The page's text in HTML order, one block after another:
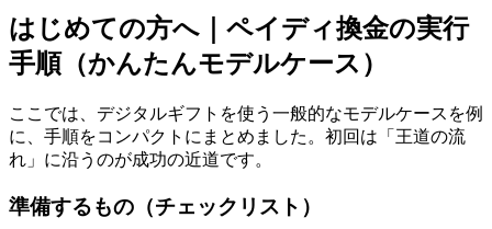
はじめての方へ｜ペイディ換金の実行
手順（かんたんモデルケース）
ここでは、デジタルギフトを使う一般的なモデルケースを例
に、手順をコンパクトにまとめました。初回は「王道の流
れ」に沿うのが成功の近道です。
準備するもの（チェックリスト）